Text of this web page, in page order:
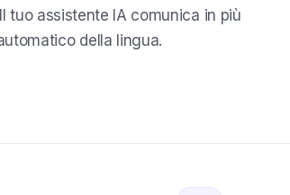
tuo assistente IA comunica in più
della lingua.